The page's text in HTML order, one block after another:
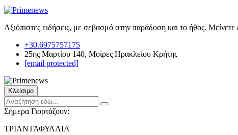
Αξιόπιστες ειδήσεις, με σεβασμό στην παράδοση και το ήθος.
+30.6975757175
25ης Μαρτίου 140, Μοίρες Ηρακλείου Κρήτης
[email protected]
Κλείσιμο
Σήμερα Γιορτάζουν:
ΤΡΙΑΝΤΑΦΥΛΛΙΑ